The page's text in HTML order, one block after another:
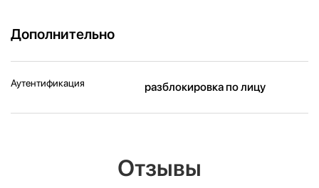
Дополнительно
Аутентификация разблокировка по лицу
Отзывы